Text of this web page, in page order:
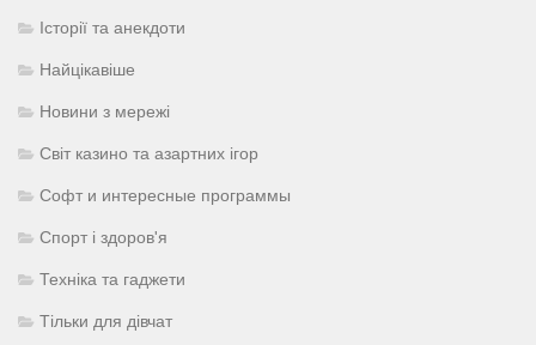
Історії та анекдоти
Найцікавіше
Новини з мережі
Світ казино та азартних ігор
Софт и интересные программы
Спорт і здоров'я
Техніка та гаджети
Тільки для дівчат